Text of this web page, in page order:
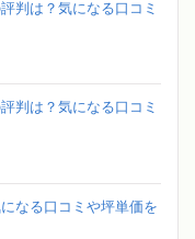
判は？気になる口コミ
判は？気になる口コミ
なる口コミや坪単価を